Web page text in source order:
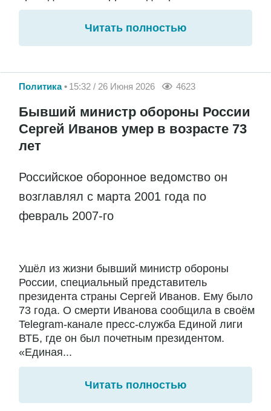
Читать полностью
Политика 15:32 / 26 Июня 2026 4623
Бывший министр обороны России
Сергей Иванов умер в возрасте 73
лет
Российское оборонное ведомство он
возглавлял с марта 2001 года по
февраль 2007-го
Ушёл из жизни бывший министр обороны
России, специальный представитель
президента страны Сергей Иванов. Ему было
73 года. О смерти Иванова сообщила в своём
Telegram-канале пресс-служба Единой лиги
ВТБ, где он был почетным президентом.
«Единая...
Читать полностью